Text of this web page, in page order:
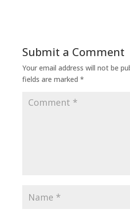
Submit a Comment
Your email address will not be
fields are marked *